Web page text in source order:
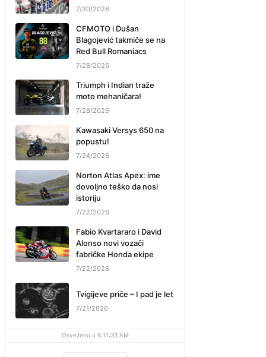
7/30/2026
CFMOTO i Dušan
Blagojević takmiče se na
Red Bull Romaniacs
7/28/2026
Triumph i Indian traže
moto mehaničara!
7/28/2026
Kawasaki Versys 650 na
popustu!
7/24/2026
Norton Atlas Apex: ime
dovoljno teško da nosi
istoriju
7/22/2026
Fabio Kvartararo i David
Alonso novi vozači
fabričke Honda ekipe
7/22/2026
Tvigijeve priče – I pad je let
7/21/2026
Osveženo u 6:11:33 AM